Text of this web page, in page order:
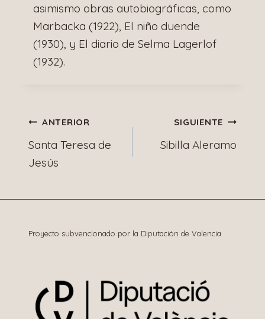
asimismo obras autobiográficas, como
Marbacka (1922), El niño duende
(1930), y El diario de Selma Lagerlof
(1932).
Navegación
de
ANTERIOR
Santa Teresa de
Jesús
SIGUIENTE
Sibilla Aleramo
Proyecto subvencionado por la Diputación de Valencia